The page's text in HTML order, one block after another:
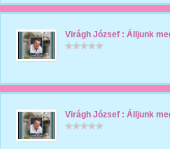
Virágh József : Álljunk
Virágh József : Álljunk